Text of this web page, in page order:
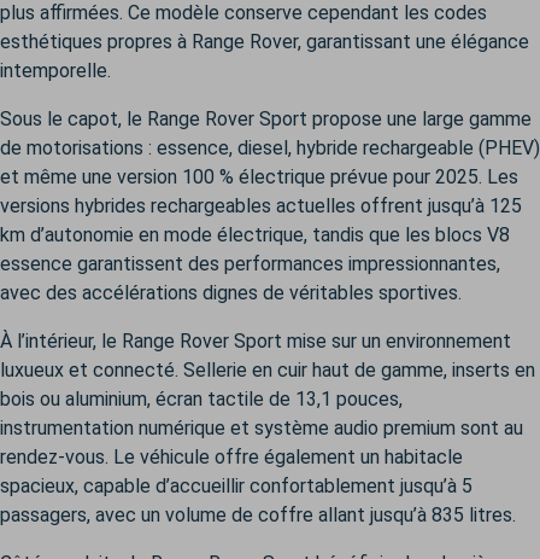
plus affirmées. Ce modèle conserve cependant les codes
esthétiques propres à Range Rover, garantissant une élégance
intemporelle.
Sous le capot, le Range Rover Sport propose une large gamme
de motorisations : essence, diesel, hybride rechargeable (PHEV)
et même une version 100 % électrique prévue pour 2025. Les
versions hybrides rechargeables actuelles offrent jusqu’à 125
km d’autonomie en mode électrique, tandis que les blocs V8
essence garantissent des performances impressionnantes,
avec des accélérations dignes de véritables sportives.
À l’intérieur, le Range Rover Sport mise sur un environnement
luxueux et connecté. Sellerie en cuir haut de gamme, inserts en
bois ou aluminium, écran tactile de 13,1 pouces,
instrumentation numérique et système audio premium sont au
rendez-vous. Le véhicule offre également un habitacle
spacieux, capable d’accueillir confortablement jusqu’à 5
passagers, avec un volume de coffre allant jusqu’à 835 litres.